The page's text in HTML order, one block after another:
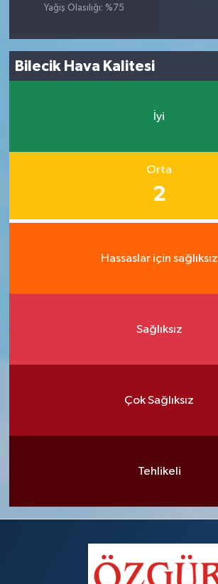
Yağış Olasılığı: %75
Bilecik Hava Kalitesi
İyi
Orta
2
Hassaslar için sağlıksız
Sağlıksız
Çok Sağlıksız
Tehlikeli